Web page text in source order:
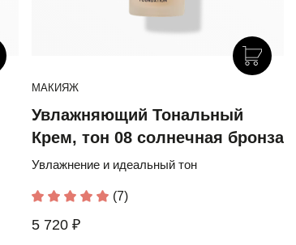
МАКИЯЖ
Увлажняющий Тональный
Крем, тон 08 солнечная бронза
Увлажнение и идеальный тон
(7)
5 720 ₽